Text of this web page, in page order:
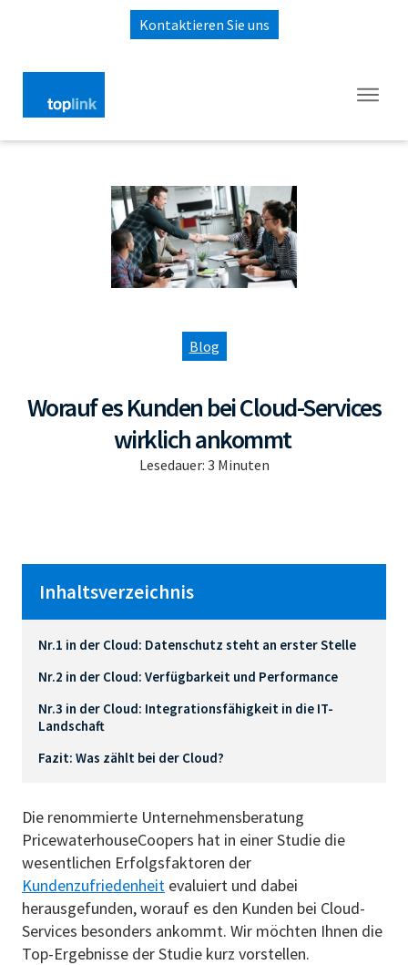
Kontaktieren Sie uns
Blog
Worauf es Kunden bei Cloud-Services
wirklich ankommt
Lesedauer: 3 Minuten
Inhaltsverzeichnis
Nr.1 in der Cloud: Datenschutz steht an erster Stelle
Nr.2 in der Cloud: Verfügbarkeit und Performance
Nr.3 in der Cloud: Integrationsfähigkeit in die IT-
Landschaft
Fazit: Was zählt bei der Cloud?
Die renommierte Unternehmensberatung
PricewaterhouseCoopers hat in einer Studie die
wesentlichen Erfolgsfaktoren der
Kundenzufriedenheit evaluiert und dabei
herausgefunden, worauf es den Kunden bei Cloud-
Services besonders ankommt. Wir möchten Ihnen die
Top-Ergebnisse der Studie kurz vorstellen.